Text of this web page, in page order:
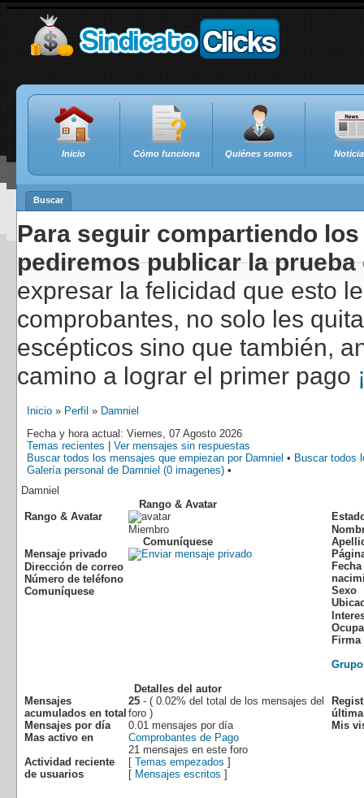
Inicio Cómo funciona Quiénes somos
Buscar
Para seguir compartiendo
pediremos publicar la
expresar la felicidad que esto
comprobantes, no solo les
escépticos sino que también,
camino a lograr el primer pago
Inicio » Perfil » Damniel
Fecha y hora actual: Viernes, 07 Agosto 2026
Temas recientes
Ver mensajes sin respuestas
Buscar todos los mensajes que empiezan por Damniel • Buscar todos
Galería personal de Damniel (0 imagenes) •
Damniel
Rango & Avatar
Rango & Avatar
Miembro
Comuníquese
Mensaje privado
Dirección de correo
Número de teléfono
Comuníquese
Sexo
Firma
Detalles del autor
Mensajes
acumulados en total
25 - ( 0.02% del total de los mensajes del
foro )
Mensajes por día
0.01 mensajes por día
Mas activo en
Comprobantes de Pago
21 mensajes en este foro
Actividad reciente
de usuarios
[ Temas empezados ]
[ Mensajes escritos ]
Mis